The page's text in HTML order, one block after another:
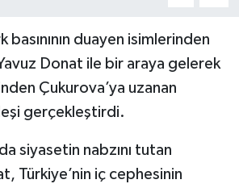
basınının duayen isimlerinden
Donat ile bir araya gelerek
Çukurova’ya uzanan
gerçekleştirdi.
siyasetin nabzını tutan
Türkiye’nin iç cephesinin